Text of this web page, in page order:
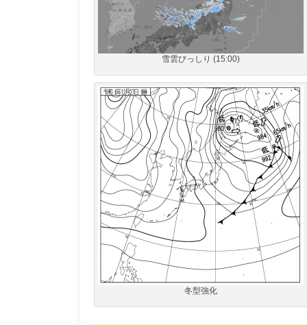
雪雲びっしり (15:00)
冬型強化